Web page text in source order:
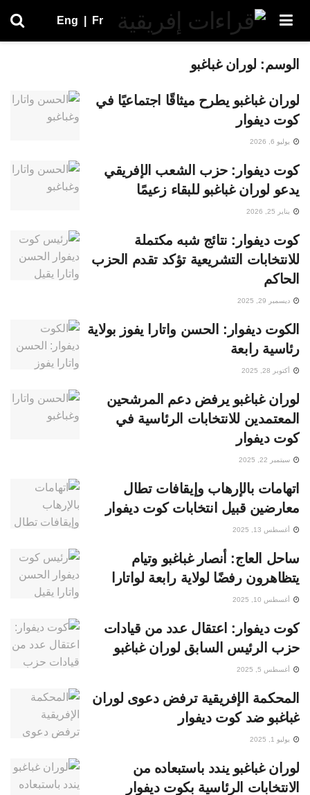
Eng Fr
الوسم: لوران غباغبو
لوران غباغبو يطرح ميثاقًا اجتماعيًا في
كوت ديفوار
يوليو 6, 2026
كوت ديفوار: حزب الشعب الإفريقي
يدعو لوران غباغبو للبقاء زعيمًا
يناير 25, 2026
كوت ديفوار: نتائج شبه مكتملة
للانتخابات التشريعية تؤكد تقدم الحزب
الحاكم
ديسمبر 29, 2025
الكوت ديفوار: الحسن واتارا يفوز بولاية
رئاسية رابعة
أكتوبر 28, 2025
لوران غباغبو يرفض دعم المرشحين
المعتمدين للانتخابات الرئاسية في
كوت ديفوار
سبتمبر 22, 2025
اتهامات بالإرهاب وإيقافات تطال
معارضين قبيل انتخابات كوت ديفوار
أغسطس 13, 2025
ساحل العاج: أنصار غباغبو وتيام
يتظاهرون رفضًا لولاية رابعة لواتارا
أغسطس 10, 2025
كوت ديفوار: اعتقال عدد من قيادات
حزب الرئيس السابق لوران غباغبو
أغسطس 5, 2025
المحكمة الإفريقية ترفض دعوى لوران
غباغبو ضد كوت ديفوار
يوليو 1, 2025
لوران غباغبو يندد باستبعاده من
الانتخابات الرئاسية بكوت ديفوار